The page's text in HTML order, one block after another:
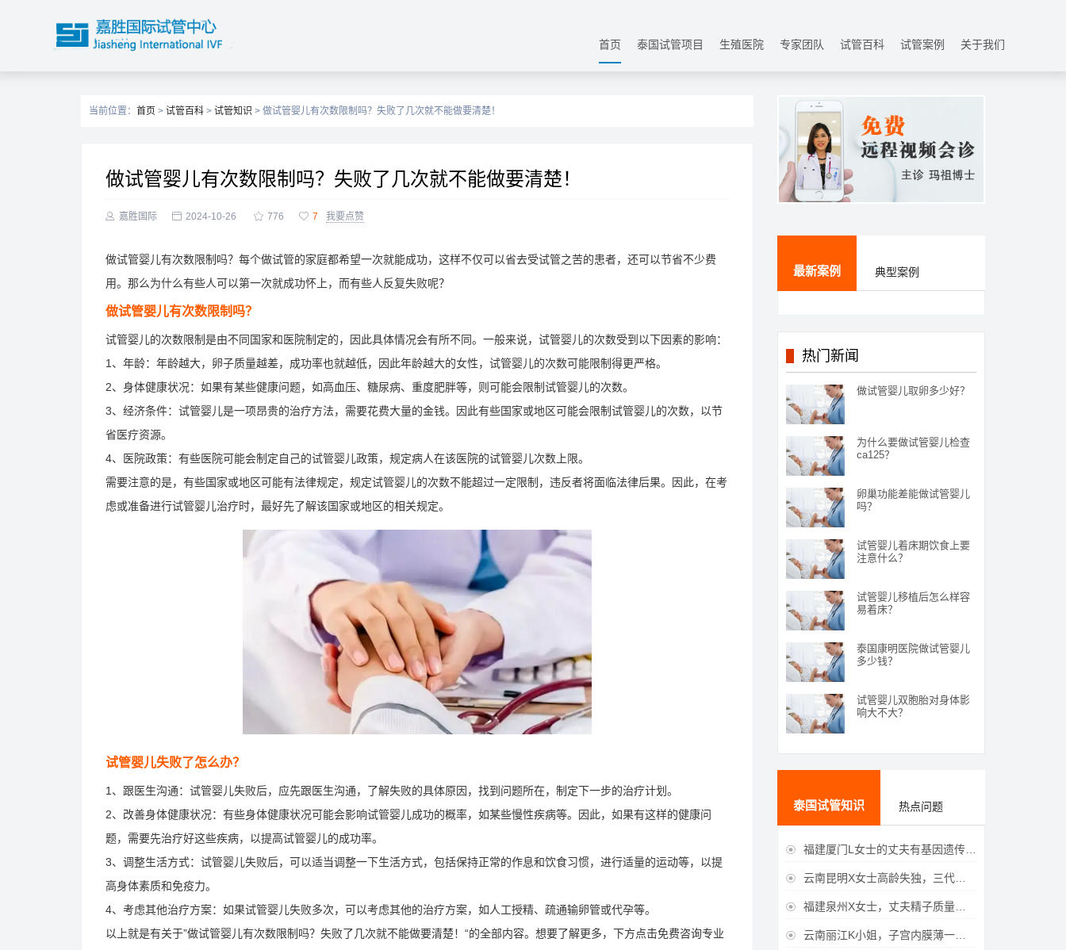
首页 泰国试管项目 生殖医院 专家团队 试管百科 试管案例 关于我们
当前位置： 首页 > 试管百科 > 试管知识 > 做试管婴儿有次数限制吗？失败了几次就不能做要清楚！
做试管婴儿有次数限制吗？失败了几次就不能做要清楚！
 嘉胜国际  2024-10-26  776  7 我要点赞
做试管婴儿有次数限制吗？每个做试管的家庭都希望一次就能成功，这样不仅可以省去受试管之苦的患者，还可以节省不少费
用。那么为什么有些人可以第一次就成功怀上，而有些人反复失败呢？
做试管婴儿有次数限制吗？
试管婴儿的次数限制是由不同国家和医院制定的，因此具体情况会有所不同。一般来说，试管婴儿的次数受到以下因素的影响：
1、年龄：年龄越大，卵子质量越差，成功率也就越低，因此年龄越大的女性，试管婴儿的次数可能限制得更严格。
2、身体健康状况：如果有某些健康问题，如高血压、糖尿病、重度肥胖等，则可能会限制试管婴儿的次数。
3、经济条件：试管婴儿是一项昂贵的治疗方法，需要花费大量的金钱。因此有些国家或地区可能会限制试管婴儿的次数，以节
省医疗资源。
4、医院政策：有些医院可能会制定自己的试管婴儿政策，规定病人在该医院的试管婴儿次数上限。
需要注意的是，有些国家或地区可能有法律规定，规定试管婴儿的次数不能超过一定限制，违反者将面临法律后果。因此，在考
虑或准备进行试管婴儿治疗时，最好先了解该国家或地区的相关规定。
试管婴儿失败了怎么办？
1、跟医生沟通：试管婴儿失败后，应先跟医生沟通，了解失败的具体原因，找到问题所在，制定下一步的治疗计划。
2、改善身体健康状况：有些身体健康状况可能会影响试管婴儿成功的概率，如某些慢性疾病等。因此，如果有这样的健康问
题，需要先治疗好这些疾病，以提高试管婴儿的成功率。
3、调整生活方式：试管婴儿失败后，可以适当调整一下生活方式，包括保持正常的作息和饮食习惯，进行适量的运动等，以提
高身体素质和免疫力。
4、考虑其他治疗方案：如果试管婴儿失败多次，可以考虑其他的治疗方案，如人工授精、疏通输卵管或代孕等。
以上就是有关于”做试管婴儿有次数限制吗？失败了几次就不能做要清楚！“的全部内容。想要了解更多，下方点击免费咨询专业
最新案例 典型案例
热门新闻
做试管婴儿取卵多少好？
为什么要做试管婴儿检查
ca125？
卵巢功能差能做试管婴儿
吗？
试管婴儿着床期饮食上要
注意什么？
试管婴儿移植后怎么样容
易着床？
泰国康明医院做试管婴儿
多少钱？
试管婴儿双胞胎对身体影
响大不大？
泰国试管知识 热点问题
 福建厦门L女士的丈夫有基因遗传疾病，三代试管生育健康宝宝
 云南昆明X女士高龄失独，三代试管助她重获女儿
 福建泉州X女士，丈夫精子质量差，三代试管获得男宝宝
 云南丽江K小姐，子宫内膜薄一直未孕，三代试管一次成功获得